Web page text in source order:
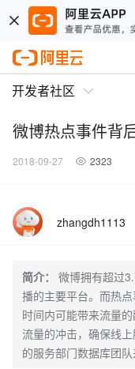
开发者社区
微博热点事件背
2018-09-27 2323
zhangdh1113
简介：
微博拥有超过
播的主要平台。而热
时间内可能带来流量
流量的冲击，确保线
的服务部门数据库团队